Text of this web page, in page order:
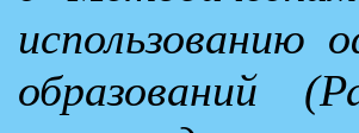
использованию
образований